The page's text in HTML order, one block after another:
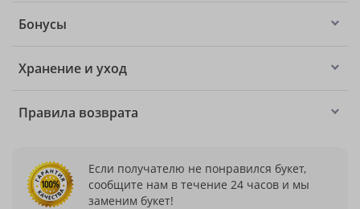
Бонусы
Хранение и уход
Правила возврата
Если получателю не понравился букет,
сообщите нам в течение 24 часов и мы
заменим букет!